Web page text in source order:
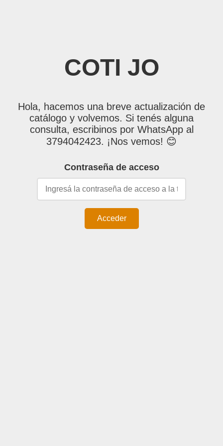
COTI JO
Hola, hacemos una breve actualización de
catálogo y volvemos. Si tenés alguna
consulta, escribinos por WhatsApp al
3794042423. ¡Nos vemos! 😊
Contraseña de acceso
Acceder